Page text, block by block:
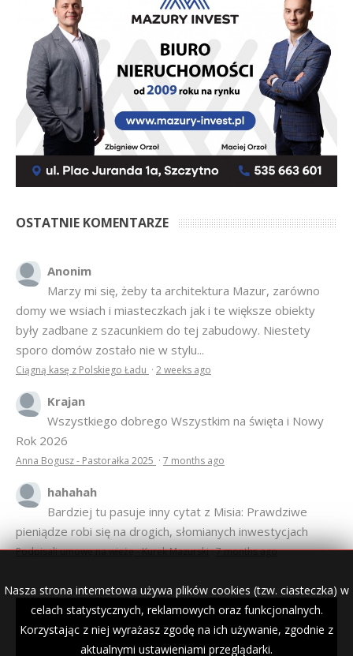
OSTATNIE KOMENTARZE
Anonim
Marzy mi się, żeby ta architektura Mazur, zarówno
domy we wsiach i miasteczkach jak i te większe obiekty
były zadbane z szacunkiem do tej zabudowy. Niestety
sporo domów zostało nie w stylu...
Ciągną kasę z Polskiego Ładu · 2 weeks ago
Krajan
Wszystkiego dobrego Wszystkim na święta i Nowy
Rok 2026
Anna Bogusz - Pastorałka 2025 · 7 months ago
hahahah
Bardziej tu pasuje inny cytat z Misia: Prawdziwe
pieniądze robi się na drogich, słomianych inwestycjach
Podpisali umowę na wieżę - Kurek Mazurski·7 months ago
Nasza strona internetowa używa plików cookies (tzw. ciasteczka) w
celach statystycznych, reklamowych oraz funkcjonalnych.
Korzystając z niej wyrażasz zgodę na ich używanie, zgodnie z
aktualnymi ustawieniami przeglądarki.
© 2007–2018 Kurek Mazurski — archiwalne wydania lokalnej
gazety.